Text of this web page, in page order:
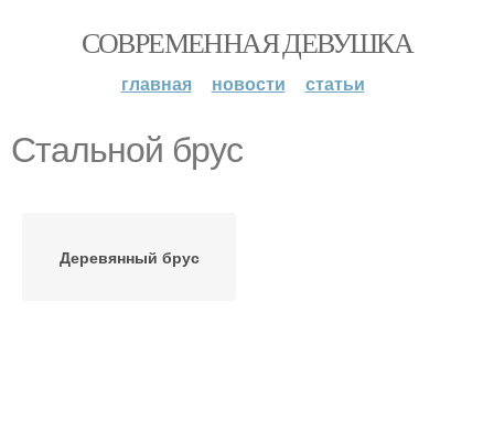
СОВРЕМЕННАЯ ДЕВУШКА
главная новости статьи
Стальной брус
Деревянный брус